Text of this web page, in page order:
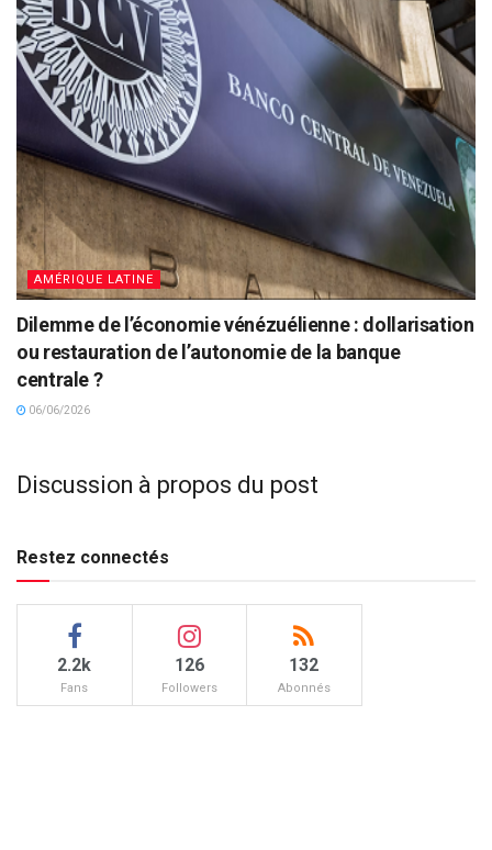
AMÉRIQUE LATINE
Dilemme de l’économie vénézuélienne : dollarisation
ou restauration de l’autonomie de la banque
centrale ?
06/06/2026
Discussion à propos du post
Restez connectés
2.2k
Fans
126
Followers
132
Abonnés